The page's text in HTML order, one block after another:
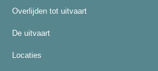
Overlijden tot uitvaart
De uitvaart
Locaties